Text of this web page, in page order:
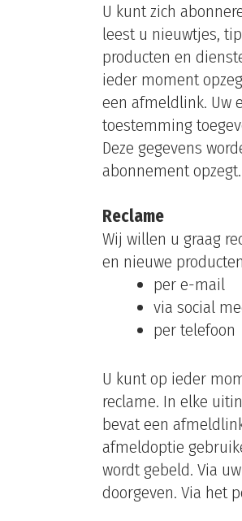
U kunt zich
leest u nieuwtjes,
producten en
ieder moment
een afmeldlink. Uw
toestemming
Deze gegevens
abonnement opzegt.
Reclame
Wij willen u graag
en nieuwe
per e-mail
via social
per telefoon
U kunt op ieder
reclame. In elke
bevat een
afmeldoptie
wordt gebeld. Via
doorgeven. Via het